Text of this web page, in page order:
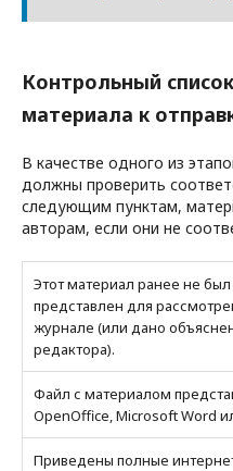
Контрольный
материала к
В качестве одного из
должны проверить
следующим пунктам,
авторам, если они не
Этот материал ранее не
представлен для
журнале (или дано
редактора).
Файл с материалом
OpenOffice, Microsoft Word
Приведены полные